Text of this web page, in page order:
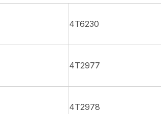
4T6230
4T2977
4T2978